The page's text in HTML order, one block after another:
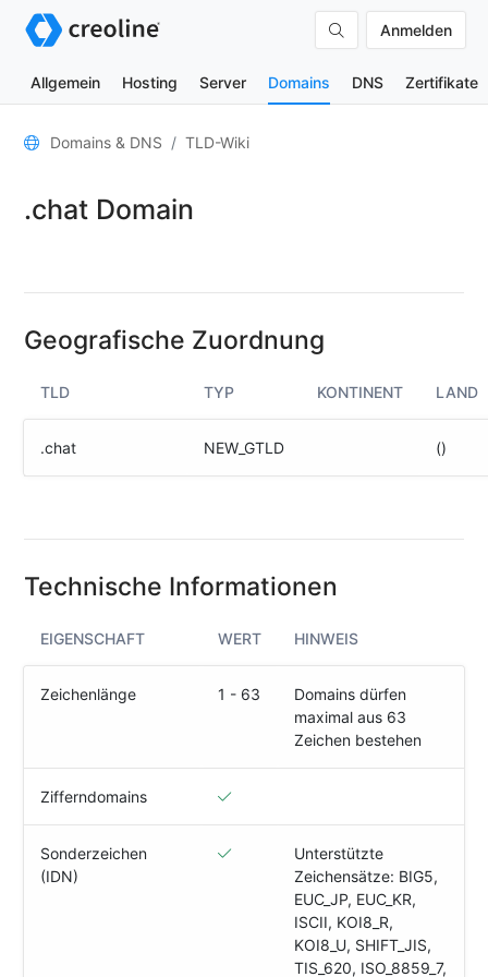
Anmelden
Allgemein Hosting Server Domains DNS Zertifikate
Allgemein
Kontakte
DNS-
Lookup
HTTP-
Test
HTTP-
Test
Whois
Responsible
Disclosure
WEITERE
Domains & DNS TLD-Wiki
.chat Domain
Geografische Zuordnung
TLD TYP KONTINENT LAND
.chat NEW_GTLD ()
Technische Informationen
EIGENSCHAFT WERT HINWEIS
Zeichenlänge 1 - 63
Domains dürfen
maximal aus 63
Zeichen bestehen
Zifferndomains
Sonderzeichen
(IDN)
Unterstützte
Zeichensätze: BIG5,
EUC_JP, EUC_KR,
ISCII, KOI8_R,
KOI8_U, SHIFT_JIS,
TIS_620, ISO_8859_7,